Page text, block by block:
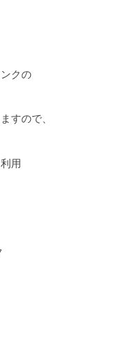
クの
すので、
用